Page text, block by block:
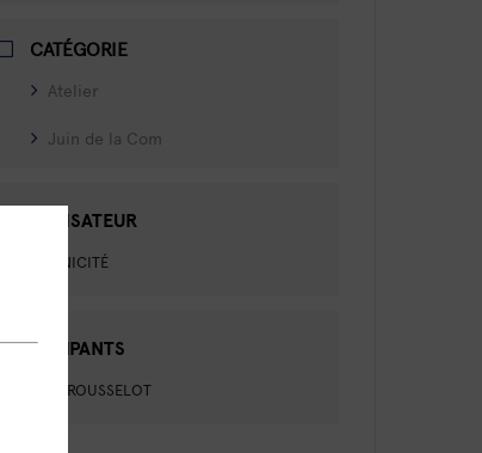
CATÉGORIE
Atelier
Juin de la Com
ORGANISATEUR
OMNICITÉ
PARTICIPANTS
CAMILLE ROUSSELOT